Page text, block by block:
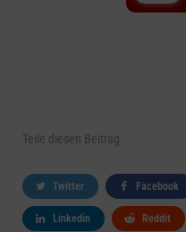
Teile diesen Beitrag
Twitter Facebook
Linkedin Reddit